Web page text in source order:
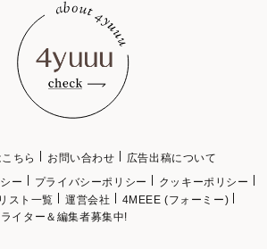
ちら お問い合わせ
広告出稿について
ー プライバシーポリシー
クッキーポリシー
スト一覧
運営会社
4MEEE (フォーミー)
ライター＆編集者募集中!